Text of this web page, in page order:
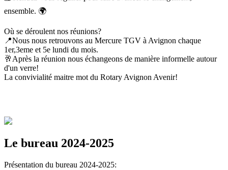
ensemble. 🌍
Où se déroulent nos réunions?
📍Nous nous retrouvons au Mercure TGV à Avignon chaque
1er,3eme et 5e lundi du mois.
🥂Après la réunion nous échangeons de manière informelle autour
d'un verre!
La convivialité maitre mot du Rotary Avignon Avenir!
Le bureau 2024-2025
Présentation du bureau 2024-2025: